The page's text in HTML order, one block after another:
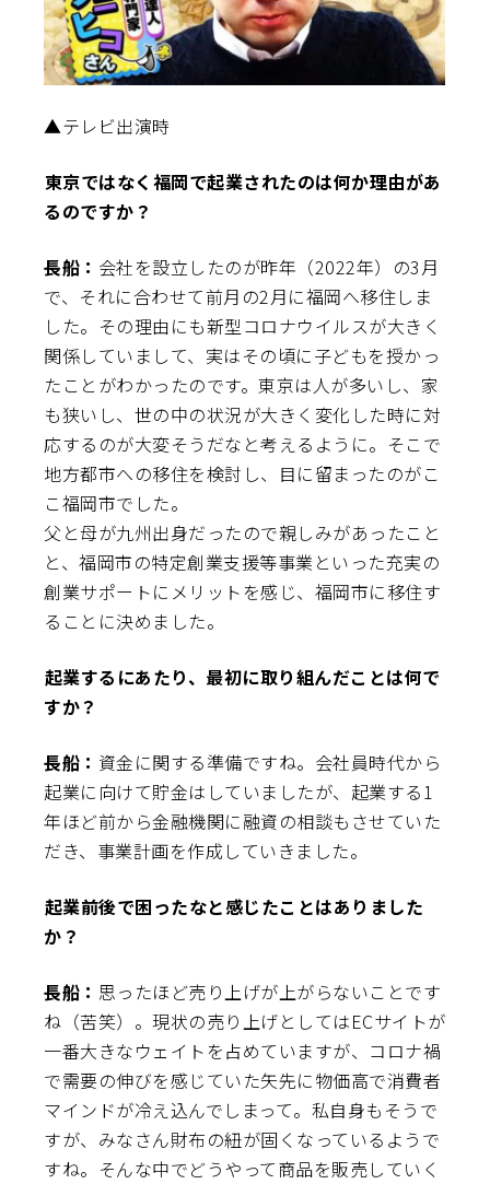
▲テレビ出演時
――東京ではなく福岡で起業されたのは何か理由があ
るのですか？
長船： 会社を設立したのが昨年（2022年）の3月
で、それに合わせて前月の2月に福岡へ移住しま
した。その理由にも新型コロナウイルスが大きく
関係していまして、実はその頃に子どもを授かっ
たことがわかったのです。東京は人が多いし、家
も狭いし、世の中の状況が大きく変化した時に対
応するのが大変そうだなと考えるように。そこで
地方都市への移住を検討し、目に留まったのがこ
こ福岡市でした。
父と母が九州出身だったので親しみがあったこと
と、福岡市の特定創業支援等事業といった充実の
創業サポートにメリットを感じ、福岡市に移住す
ることに決めました。
――起業するにあたり、最初に取り組んだことは何で
すか？
長船： 資金に関する準備ですね。会社員時代から
起業に向けて貯金はしていましたが、起業する1
年ほど前から金融機関に融資の相談もさせていた
だき、事業計画を作成していきました。
――起業前後で困ったなと感じたことはありました
か？
長船： 思ったほど売り上げが上がらないことです
ね（苦笑）。現状の売り上げとしてはECサイトが
一番大きなウェイトを占めていますが、コロナ禍
で需要の伸びを感じていた矢先に物価高で消費者
マインドが冷え込んでしまって。私自身もそうで
すが、みなさん財布の紐が固くなっているようで
すね。そんな中でどうやって商品を販売していく